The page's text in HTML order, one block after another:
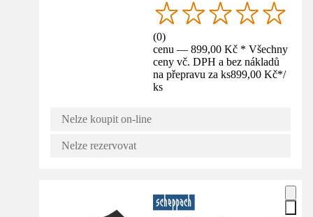
(0)
cenu — 899,00 Kč * Všechny
ceny vč. DPH a bez nákladů
na přepravu za ks899,00 Kč*/
ks
Nelze koupit on-line
Nelze rezervovat